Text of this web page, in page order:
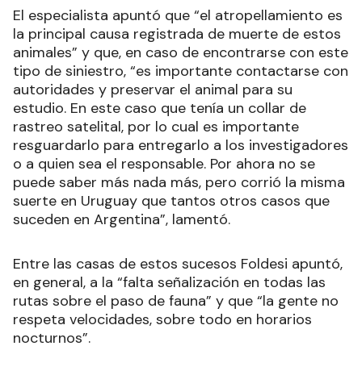
El especialista apuntó que “el atropellamiento es
la principal causa registrada de muerte de estos
animales” y que, en caso de encontrarse con este
tipo de siniestro, “es importante contactarse con
autoridades y preservar el animal para su
estudio. En este caso que tenía un collar de
rastreo satelital, por lo cual es importante
resguardarlo para entregarlo a los investigadores
o a quien sea el responsable. Por ahora no se
puede saber más nada más, pero corrió la misma
suerte en Uruguay que tantos otros casos que
suceden en Argentina”, lamentó.
Entre las casas de estos sucesos Foldesi apuntó,
en general, a la “falta señalización en todas las
rutas sobre el paso de fauna” y que “la gente no
respeta velocidades, sobre todo en horarios
nocturnos”.